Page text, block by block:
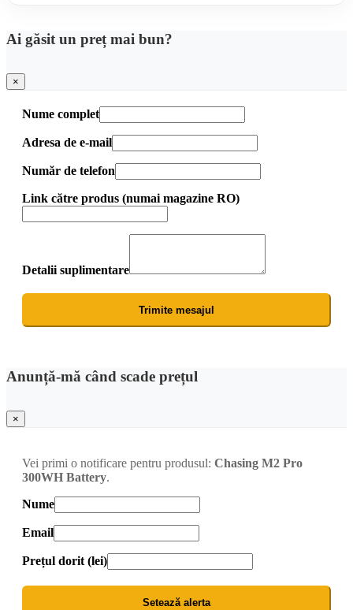
Ai găsit un preț mai bun?
×
Nume complet
Adresa de e-mail
Număr de telefon
Link către produs (numai magazine RO)
Detalii suplimentare
Trimite mesajul
Anunță-mă când scade prețul
×
Vei primi o notificare pentru produsul: Chasing M2 Pro
300WH Battery.
Nume
Email
Prețul dorit (lei)
Setează alerta